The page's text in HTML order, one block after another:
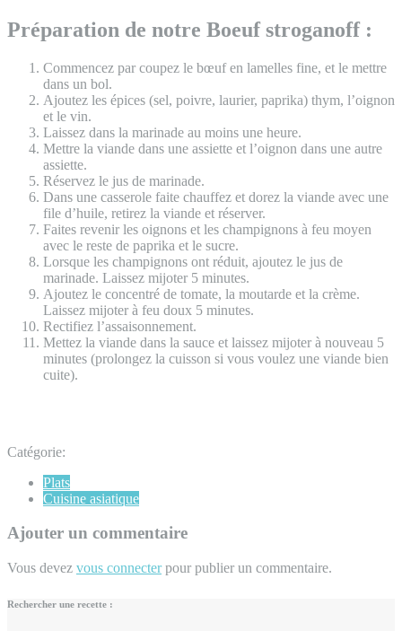
Préparation de notre Boeuf stroganoff :
Commencez par coupez le bœuf en lamelles fine, et le mettre
dans un bol.
Ajoutez les épices (sel, poivre, laurier, paprika) thym, l’oignon
et le vin.
Laissez dans la marinade au moins une heure.
Mettre la viande dans une assiette et l’oignon dans une autre
assiette.
Réservez le jus de marinade.
Dans une casserole faite chauffez et dorez la viande avec une
file d’huile, retirez la viande et réserver.
Faites revenir les oignons et les champignons à feu moyen
avec le reste de paprika et le sucre.
Lorsque les champignons ont réduit, ajoutez le jus de
marinade. Laissez mijoter 5 minutes.
Ajoutez le concentré de tomate, la moutarde et la crème.
Laissez mijoter à feu doux 5 minutes.
Rectifiez l’assaisonnement.
Mettez la viande dans la sauce et laissez mijoter à nouveau 5
minutes (prolongez la cuisson si vous voulez une viande bien
cuite).
Catégorie:
Plats
Cuisine asiatique
Ajouter un commentaire
Vous devez vous connecterpour publier un commentaire.
Rechercher une recette :